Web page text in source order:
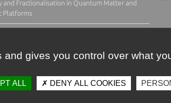
and Fractionalisation in Quantum Matter and
Platforms
gives you control over what
ALL DENY ALL COOKIES